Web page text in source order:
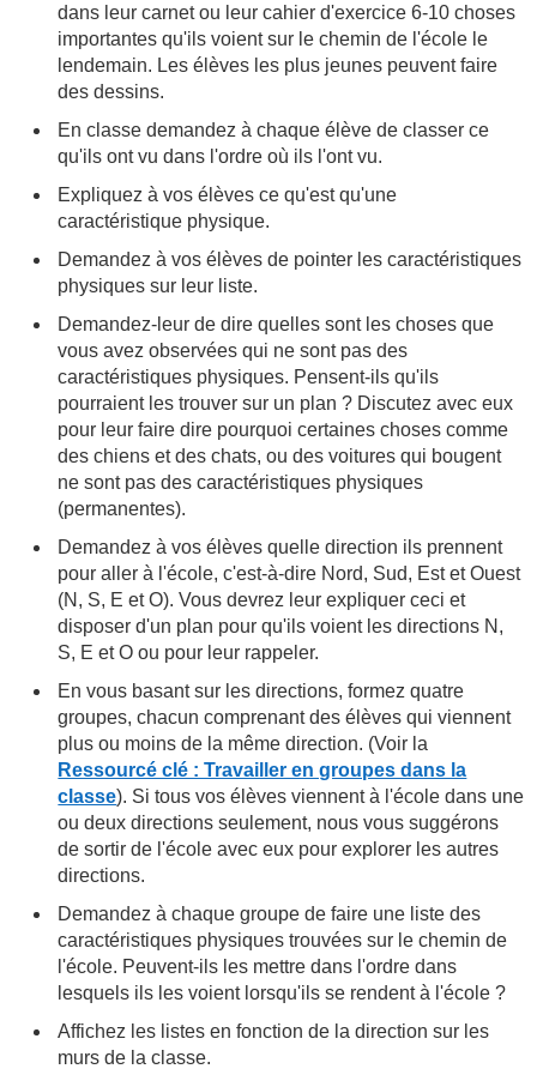
dans leur carnet ou leur cahier d'exercice 6-10 choses
importantes qu'ils voient sur le chemin de l'école le
lendemain. Les élèves les plus jeunes peuvent faire
des dessins.
En classe demandez à chaque élève de classer ce
qu'ils ont vu dans l'ordre où ils l'ont vu.
Expliquez à vos élèves ce qu'est qu'une
caractéristique physique.
Demandez à vos élèves de pointer les caractéristiques
physiques sur leur liste.
Demandez-leur de dire quelles sont les choses que
vous avez observées qui ne sont pas des
caractéristiques physiques. Pensent-ils qu'ils
pourraient les trouver sur un plan ? Discutez avec eux
pour leur faire dire pourquoi certaines choses comme
des chiens et des chats, ou des voitures qui bougent
ne sont pas des caractéristiques physiques
(permanentes).
Demandez à vos élèves quelle direction ils prennent
pour aller à l'école, c'est-à-dire Nord, Sud, Est et Ouest
(N, S, E et O). Vous devrez leur expliquer ceci et
disposer d'un plan pour qu'ils voient les directions N,
S, E et O ou pour leur rappeler.
En vous basant sur les directions, formez quatre
groupes, chacun comprenant des élèves qui viennent
plus ou moins de la même direction. (Voir la
Ressourcé clé : Travailler en groupes dans la
classe). Si tous vos élèves viennent à l'école dans une
ou deux directions seulement, nous vous suggérons
de sortir de l'école avec eux pour explorer les autres
directions.
Demandez à chaque groupe de faire une liste des
caractéristiques physiques trouvées sur le chemin de
l'école. Peuvent-ils les mettre dans l'ordre dans
lesquels ils les voient lorsqu'ils se rendent à l'école ?
Affichez les listes en fonction de la direction sur les
murs de la classe.